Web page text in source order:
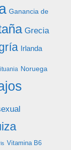
Ganancia de
Grecia
Irlanda
Noruega
Vitamina B6